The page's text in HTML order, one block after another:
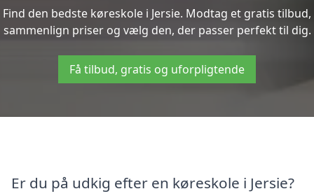
Find den bedste køreskole i Jersie. Modtag et gratis tilbud,
sammenlign priser og vælg den, der passer perfekt til dig.
Få tilbud, gratis og uforpligtende
Er du på udkig efter en køreskole i Jersie?